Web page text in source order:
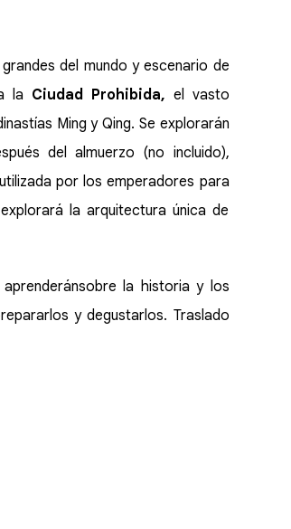
del mundo y escenario de
la Ciudad Prohibida, el vasto
Ming y Qing. Se explorarán
del almuerzo (no incluido),
por los emperadores para
la arquitectura única de
la historia y los
y degustarlos. Traslado